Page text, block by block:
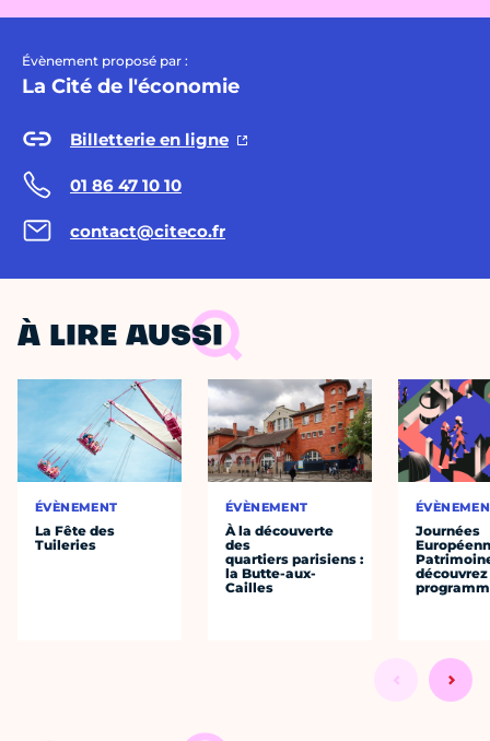
Évènement proposé par :
La Cité de l'économie
Billetterie en ligne
01 86 47 10 10
contact@citeco.fr
À LIRE AUSSI
ÉVÈNEMENT
La Fête des
Tuileries
ÉVÈNEMENT
À la découverte
des
quartiers parisiens :
la Butte-aux-
Cailles
Journées